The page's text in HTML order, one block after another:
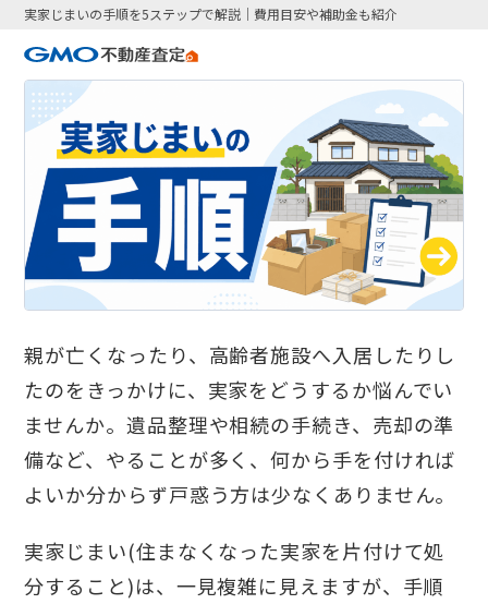
実家じまいの手順を5ステップで解説｜費用目安や補助金も紹介
親が亡くなったり、高齢者施設へ入居したりし
たのをきっかけに、実家をどうするか悩んでい
ませんか。遺品整理や相続の手続き、売却の準
備など、やることが多く、何から手を付ければ
よいか分からず戸惑う方は少なくありません。
実家じまい(住まなくなった実家を片付けて処
分すること)は、一見複雑に見えますが、手順